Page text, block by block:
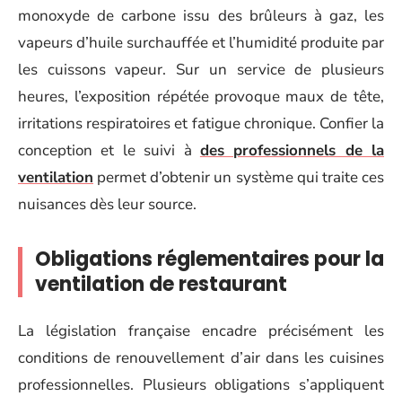
monoxyde de carbone issu des brûleurs à gaz, les
vapeurs d’huile surchauffée et l’humidité produite par
les cuissons vapeur. Sur un service de plusieurs
heures, l’exposition répétée provoque maux de tête,
irritations respiratoires et fatigue chronique. Confier la
conception et le suivi à des professionnels de la
ventilation permet d’obtenir un système qui traite ces
nuisances dès leur source.
Obligations réglementaires pour la
ventilation de restaurant
La législation française encadre précisément les
conditions de renouvellement d’air dans les cuisines
professionnelles. Plusieurs obligations s’appliquent